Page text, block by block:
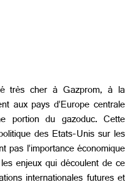
très cher à Gazprom, à la
aux pays d’Europe centrale
portion du gazoduc. Cette
des Etats-Unis sur les
pas l’importance économique
enjeux qui découlent de ce